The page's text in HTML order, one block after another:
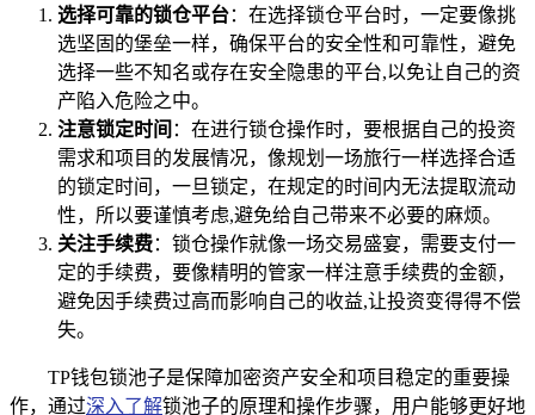
选择可靠的锁仓平台：在选择锁仓平台时，一定要像挑
选坚固的堡垒一样，确保平台的安全性和可靠性，避免
选择一些不知名或存在安全隐患的平台,以免让自己的资
产陷入危险之中。
注意锁定时间 ：在进行锁仓操作时，要根据自己的投资
需求和项目的发展情况，像规划一场旅行一样选择合适
的锁定时间，一旦锁定，在规定的时间内无法提取流动
性，所以要谨慎考虑,避免给自己带来不必要的麻烦。
关注手续费：锁仓操作就像一场交易盛宴，需要支付一
定的手续费，要像精明的管家一样注意手续费的金额，
避免因手续费过高而影响自己的收益,让投资变得得不偿
失。
TP钱包锁池子是保障加密资产安全和项目稳定的重要操
作，通过深入了解锁池子的原理和操作步骤，用户能够更好地